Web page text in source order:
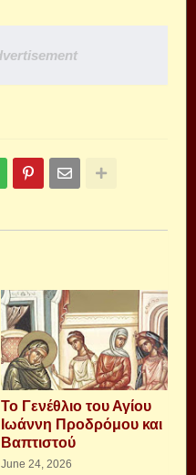
Το Γενέθλιο του Αγίου
Ιωάννη Προδρόμου και
Βαπτιστού
June 24, 2026